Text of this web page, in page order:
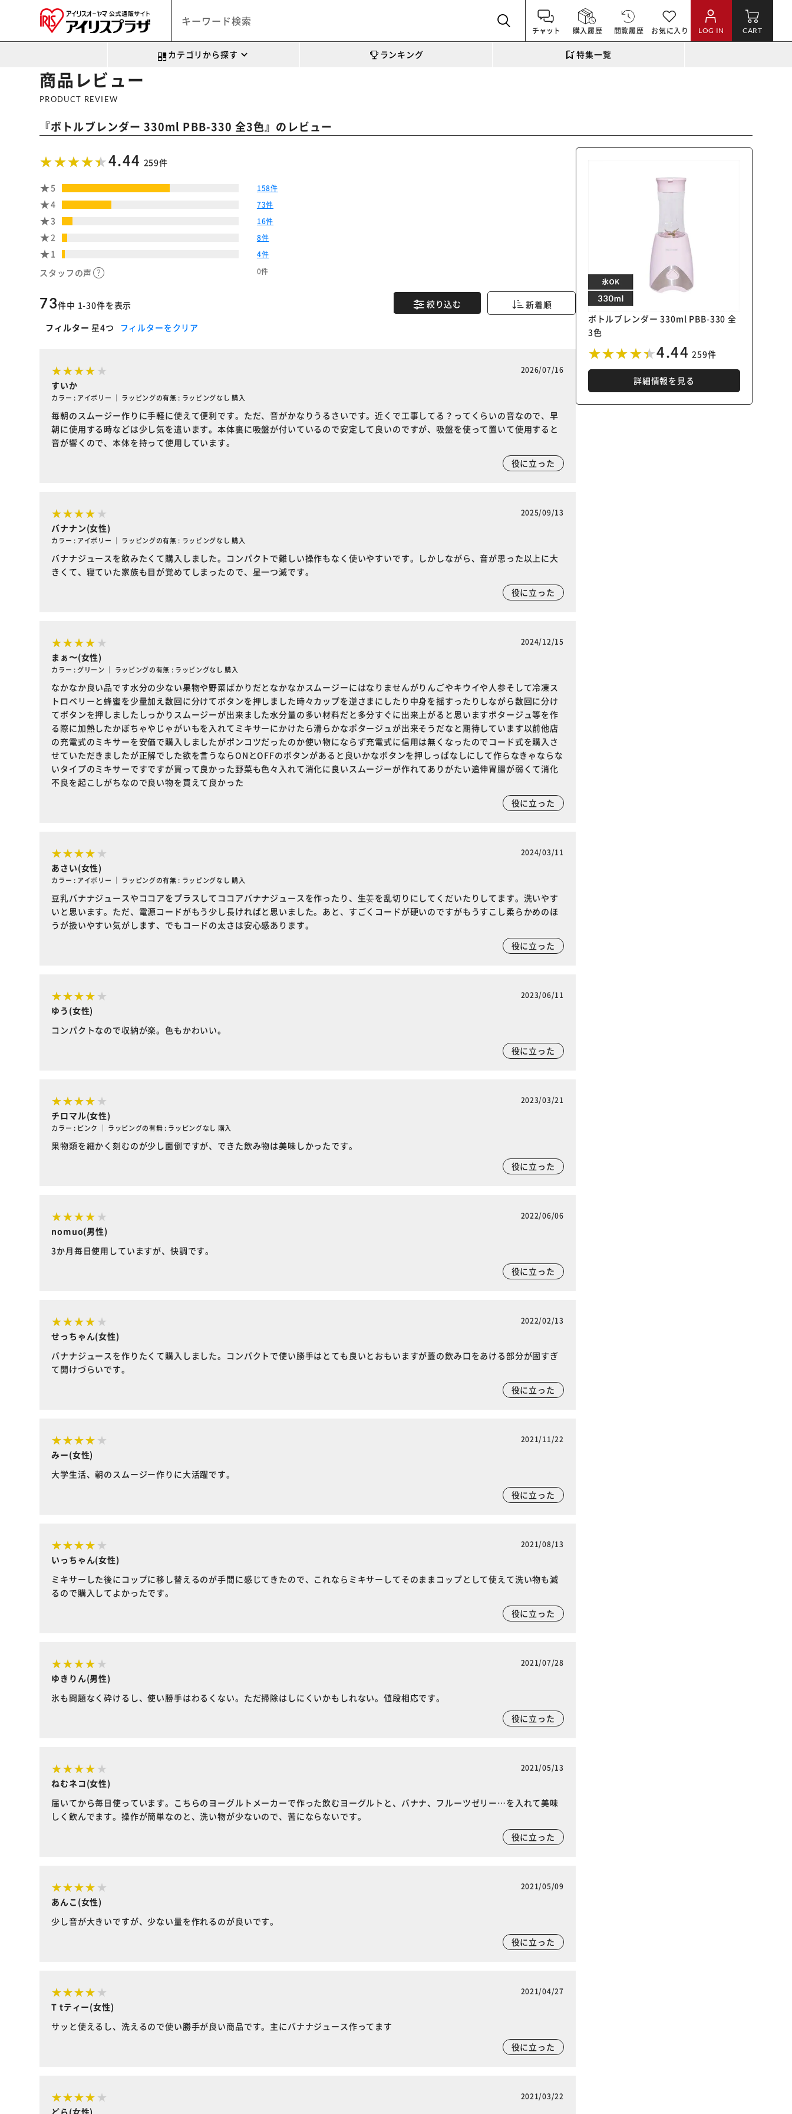
チャット 購入履歴 閲覧履歴 お気に入り LOG IN CART
カテゴリから探す ランキング 特集一覧
商品レビュー
PRODUCT REVIEW
『ボトルブレンダー 330ml PBB-330 全3色』のレビュー
ボトルブレンダー 330ml PBB-330 全
3色
4.44 259件
詳細情報を見る
4.44 259件
5 158件
4 73件
3 16件
2 8件
1 4件
スタッフの声 0件
絞り込む 新着順
73件中 1-30件を表示
フィルター 星4つ フィルターをクリア
2026/07/16
すいか
カラー : アイボリー ｜ ラッピングの有無 : ラッピングなし 購入
毎朝のスムージー作りに手軽に使えて便利です。ただ、音がかなりうるさいです。近くで工事してる？ってくらいの音なので、早
朝に使用する時などは少し気を遣います。本体裏に吸盤が付いているので安定して良いのですが、吸盤を使って置いて使用すると
音が響くので、本体を持って使用しています。
役に立った
2025/09/13
バナナン(女性)
カラー : アイボリー ｜ ラッピングの有無 : ラッピングなし 購入
バナナジュースを飲みたくて購入しました。コンパクトで難しい操作もなく使いやすいです。しかしながら、音が思った以上に大
きくて、寝ていた家族も目が覚めてしまったので、星一つ減です。
役に立った
2024/12/15
まぁ〜(女性)
カラー : グリーン ｜ ラッピングの有無 : ラッピングなし 購入
なかなか良い品です水分の少ない果物や野菜ばかりだとなかなかスムージーにはなりませんがりんごやキウイや人参そして冷凍ス
トロベリーと蜂蜜を少量加え数回に分けてボタンを押しました時々カップを逆さまにしたり中身を揺すったりしながら数回に分け
てボタンを押しましたしっかりスムージーが出来ました水分量の多い材料だと多分すぐに出来上がると思いますポタージュ等を作
る際に加熱したかぼちゃやじゃがいもを入れてミキサーにかけたら滑らかなポタージュが出来そうだなと期待しています以前他店
の充電式のミキサーを安価で購入しましたがポンコツだったのか使い物にならず充電式に信用は無くなったのでコード式を購入さ
せていただきましたが正解でした欲を言うならONとOFFのボタンがあると良いかなボタンを押しっぱなしにして作らなきゃならな
いタイプのミキサーですですが買って良かった野菜も色々入れて消化に良いスムージーが作れてありがたい追伸胃腸が弱くて消化
不良を起こしがちなので良い物を買えて良かった
役に立った
2024/03/11
あさい(女性)
カラー : アイボリー ｜ ラッピングの有無 : ラッピングなし 購入
豆乳バナナジュースやココアをプラスしてココアバナナジュースを作ったり、生姜を乱切りにしてくだいたりしてます。洗いやす
いと思います。ただ、電源コードがもう少し長ければと思いました。あと、すごくコードが硬いのですがもうすこし柔らかめのほ
うが扱いやすい気がします、でもコードの太さは安心感あります。
役に立った
2023/06/11
ゆう(女性)
コンパクトなので収納が楽。色もかわいい。
役に立った
2023/03/21
チロマル(女性)
カラー : ピンク ｜ ラッピングの有無 : ラッピングなし 購入
果物類を細かく刻むのが少し面倒ですが、できた飲み物は美味しかったです。
役に立った
2022/06/06
nomuo(男性)
3か月毎日使用していますが、快調です。
役に立った
2022/02/13
せっちゃん(女性)
バナナジュースを作りたくて購入しました。コンパクトで使い勝手はとても良いとおもいますが蓋の飲み口をあける部分が固すぎ
て開けづらいです。
役に立った
2021/11/22
みー(女性)
大学生活、朝のスムージー作りに大活躍です。
役に立った
2021/08/13
いっちゃん(女性)
ミキサーした後にコップに移し替えるのが手間に感じてきたので、これならミキサーしてそのままコップとして使えて洗い物も減
るので購入してよかったです。
役に立った
2021/07/28
ゆきりん(男性)
氷も問題なく砕けるし、使い勝手はわるくない。ただ掃除はしにくいかもしれない。値段相応です。
役に立った
2021/05/13
ねむネコ(女性)
届いてから毎日使っています。こちらのヨーグルトメーカーで作った飲むヨーグルトと、バナナ、フルーツゼリー…を入れて美味
しく飲んでます。操作が簡単なのと、洗い物が少ないので、苦にならないです。
役に立った
2021/05/09
あんこ(女性)
少し音が大きいですが、少ない量を作れるのが良いです。
役に立った
2021/04/27
T tティー(女性)
サッと使えるし、洗えるので使い勝手が良い商品です。主にバナナジュース作ってます
役に立った
2021/03/22
どら(女性)